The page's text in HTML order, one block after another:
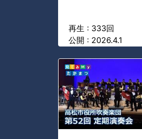
再生 : 333回
公開 : 2026.4.1